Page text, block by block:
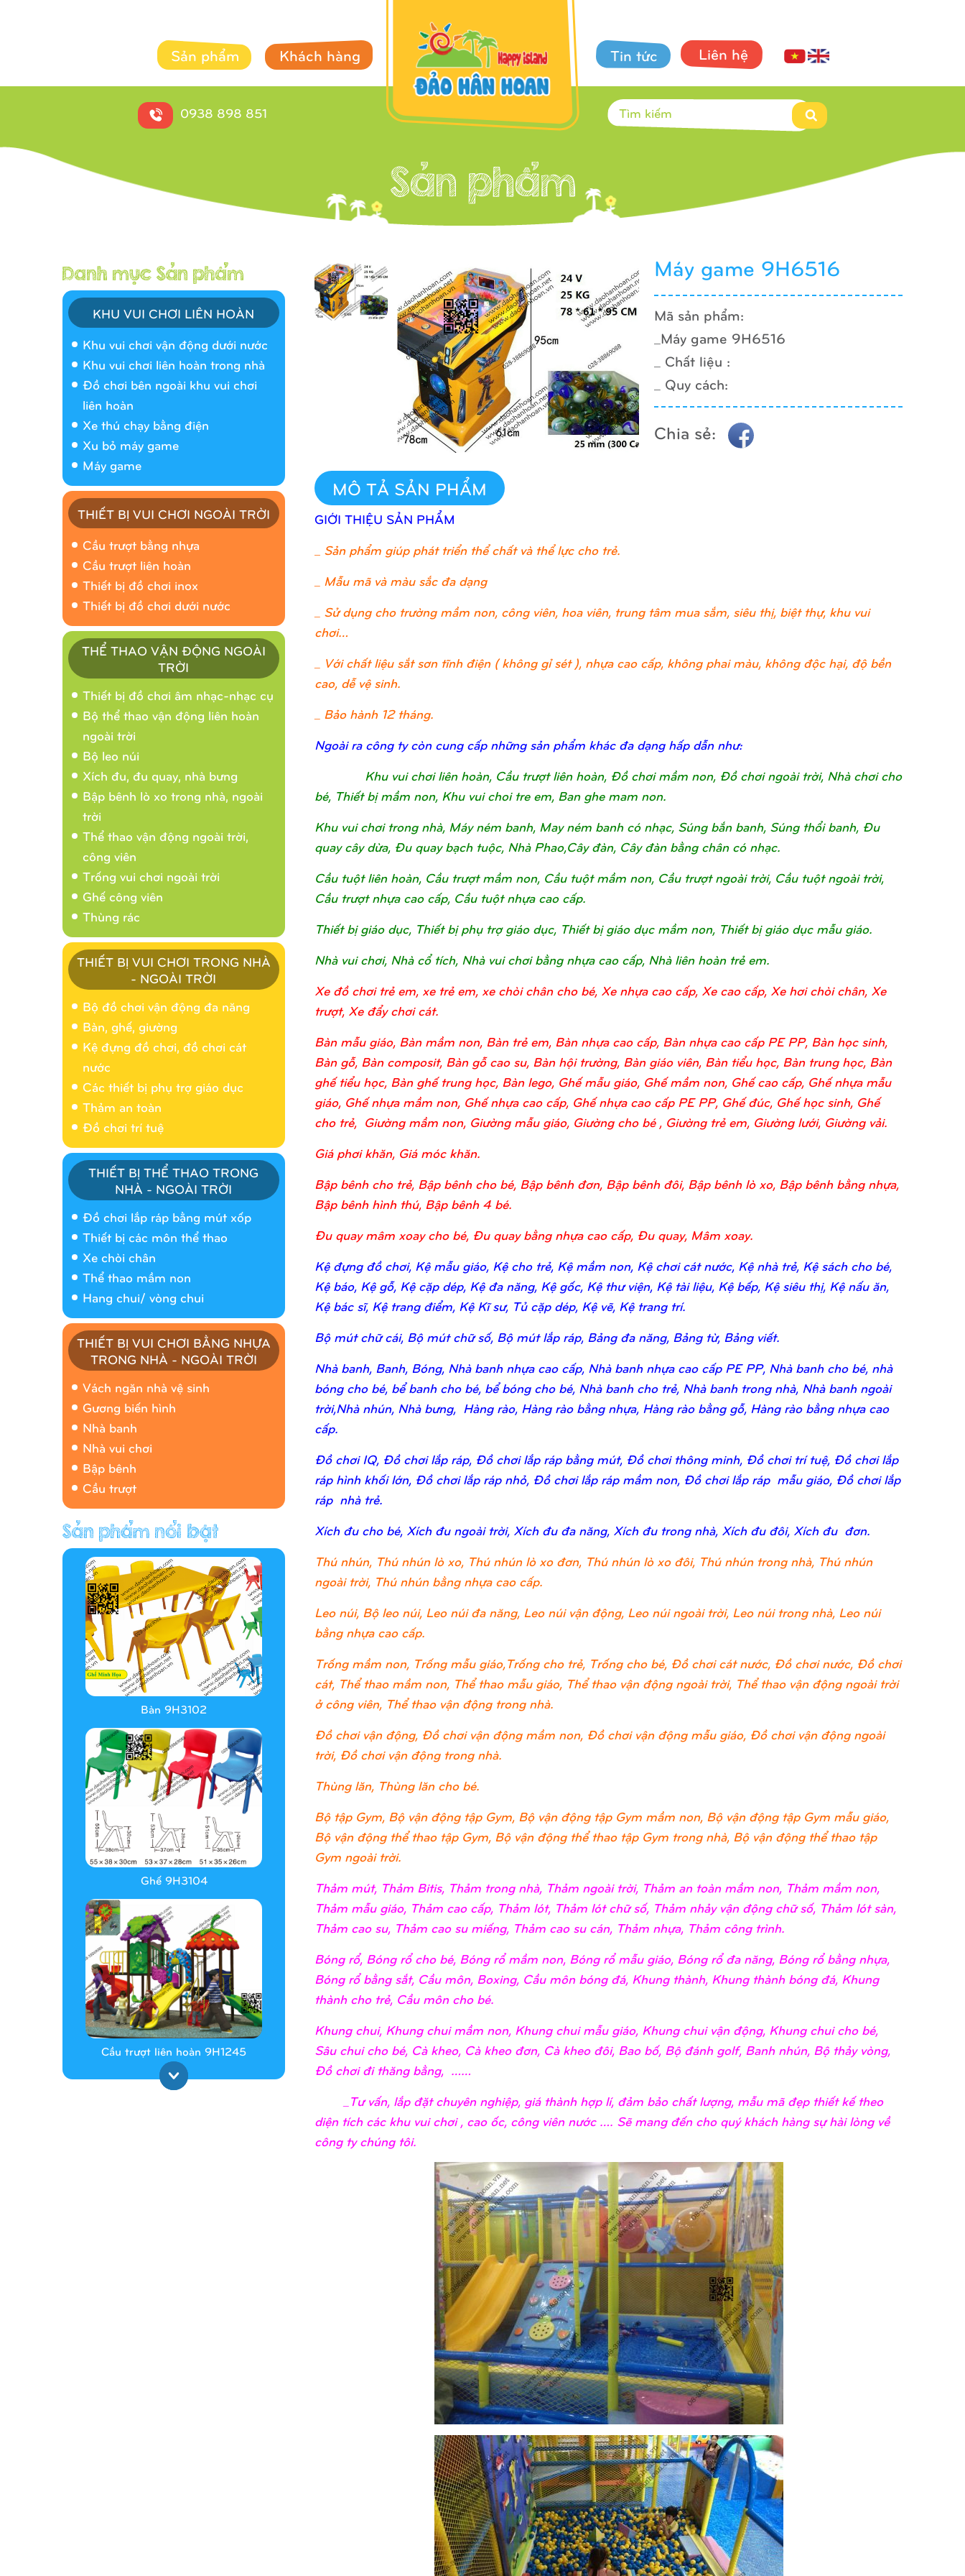
Sản phẩm Khách hàng Tin tức Liên hệ
0938 898 851
KHU VUI CHƠI LIÊN HOÀN
Khu vui chơi vận động dưới nước
Khu vui chơi liên hoàn trong nhà
Đồ chơi bên ngoài khu vui chơi
liên hoàn
Xe thú chạy bằng điện
Xu bỏ máy game
Máy game
THIẾT BỊ VUI CHƠI NGOÀI TRỜI
Cầu trượt bằng nhựa
Cầu trượt liên hoàn
Thiết bị đồ chơi inox
Thiết bị đồ chơi dưới nước
THỂ THAO VẬN ĐỘNG NGOÀI
TRỜI
Thiết bị đồ chơi âm nhạc-nhạc cụ
Bộ thể thao vận động liên hoàn
ngoài trời
Bộ leo núi
Xích đu, đu quay, nhà bưng
Bập bênh lò xo trong nhà, ngoài
trời
Thể thao vận động ngoài trời,
công viên
Trống vui chơi ngoài trời
Ghế công viên
Thùng rác
THIẾT BỊ VUI CHƠI TRONG NHÀ
- NGOÀI TRỜI
Bộ đồ chơi vận động đa năng
Bàn, ghế, giường
Kệ đựng đồ chơi, đồ chơi cát
nước
Các thiết bị phụ trợ giáo dục
Thảm an toàn
Đồ chơi trí tuệ
THIẾT BỊ THỂ THAO TRONG
NHÀ - NGOÀI TRỜI
Đồ chơi lắp ráp bằng mút xốp
Thiết bị các môn thể thao
Xe chòi chân
Thể thao mầm non
Hang chui/ vòng chui
THIẾT BỊ VUI CHƠI BẰNG NHỰA
TRONG NHÀ - NGOÀI TRỜI
Vách ngăn nhà vệ sinh
Gương biến hình
Nhà banh
Nhà vui chơi
Bập bênh
Cầu trượt
Nhà banh 9H5404
Nhà banh 9H5408
Hàng rào/nhà banh 9H5412
Bàn 9H3102
Ghế 9H3104
Cầu trượt liên hoàn 9H1245
Máy game 9H6516
Mã sản phẩm:
_Máy game 9H6516
_ Chất liệu :
_ Quy cách:
Chia sẻ:
MÔ TẢ SẢN PHẨM
GIỚI THIỆU SẢN PHẨM
Sản phẩm giúp phát triển thể chất và thể lực cho trẻ.
_ Mẫu mã và màu sắc đa dạng
_ Sử dụng cho trường mầm non, công viên, hoa viên, trung tâm mua sắm, siêu thị, biệt thự, khu vui
chơi…
_ Với chất liệu sắt sơn tĩnh điện ( không gỉ sét ), nhựa cao cấp, không phai màu, không độc hại, độ bền
cao, dễ vệ sinh.
_ Bảo hành 12 tháng.
Ngoài ra công ty còn cung cấp những sản phẩm khác đa dạng hấp dẫn như:
Khu vui chơi liên hoàn, Cầu trượt liên hoàn, Đồ chơi mầm non, Đồ chơi ngoài trời, Nhà chơi cho
bé, Thiết bị mầm non, Khu vui choi tre em, Ban ghe mam non.
Khu vui chơi trong nhà, Máy ném banh, May ném banh có nhạc, Súng bắn banh, Súng thổi banh, Đu
quay cây dừa, Đu quay bạch tuộc, Nhà Phao,Cây đàn, Cây đàn bằng chân có nhạc.
Cầu tuột liên hoàn, Cầu trượt mầm non, Cầu tuột mầm non, Cầu trượt ngoài trời, Cầu tuột ngoài trời,
Cầu trượt nhựa cao cấp, Cầu tuột nhựa cao cấp.
Thiết bị giáo dục, Thiết bị phụ trợ giáo dục, Thiết bị giáo dục mầm non, Thiết bị giáo dục mẫu giáo.
Nhà vui chơi, Nhà cổ tích, Nhà vui chơi bằng nhựa cao cấp, Nhà liên hoàn trẻ em.
Xe đồ chơi trẻ em, xe trẻ em, xe chòi chân cho bé, Xe nhựa cao cấp, Xe cao cấp, Xe hơi chòi chân, Xe
trượt, Xe đẩy chơi cát.
Bàn mẫu giáo, Bàn mầm non, Bàn trẻ em, Bàn nhựa cao cấp, Bàn nhựa cao cấp PE PP, Bàn học sinh,
Bàn gỗ, Bàn composit, Bàn gỗ cao su, Bàn hội trường, Bàn giáo viên, Bàn tiểu học, Bàn trung học, Bàn
ghế tiểu học, Bàn ghế trung học, Bàn lego, Ghế mẫu giáo, Ghế mầm non, Ghế cao cấp, Ghế nhựa mẫu
giáo, Ghế nhựa mầm non, Ghế nhựa cao cấp, Ghế nhựa cao cấp PE PP, Ghế đúc, Ghế học sinh, Ghế
cho trẻ, Giường mầm non, Giường mẫu giáo, Giường cho bé , Giường trẻ em, Giường lưới, Giường vải.
Giá phơi khăn, Giá móc khăn.
Bập bênh cho trẻ, Bập bênh cho bé, Bập bênh đơn, Bập bênh đôi, Bập bênh lò xo, Bập bênh bằng nhựa,
Bập bênh hình thú, Bập bênh 4 bé.
Đu quay mâm xoay cho bé, Đu quay bằng nhựa cao cấp, Đu quay, Mâm xoay.
Kệ đựng đồ chơi, Kệ mẫu giáo, Kệ cho trẻ, Kệ mầm non, Kệ chơi cát nước, Kệ nhà trẻ, Kệ sách cho bé,
Kệ báo, Kệ gỗ, Kệ cặp dép, Kệ đa năng, Kệ gốc, Kệ thư viện, Kệ tài liệu, Kệ bếp, Kệ siêu thị, Kệ nấu ăn,
Kệ bác sĩ, Kệ trang điểm, Kệ Kĩ sư, Tủ cặp dép, Kệ vẽ, Kệ trang trí.
Bộ mút chữ cái, Bộ mút chữ số, Bộ mút lắp ráp, Bảng đa năng, Bảng từ, Bảng viết.
Nhà banh, Banh, Bóng, Nhà banh nhựa cao cấp, Nhà banh nhựa cao cấp PE PP, Nhà banh cho bé, nhà
bóng cho bé, bể banh cho bé, bể bóng cho bé, Nhà banh cho trẻ, Nhà banh trong nhà, Nhà banh ngoài
trời,Nhà nhún, Nhà bưng, Hàng rào, Hàng rào bằng nhựa, Hàng rào bằng gỗ, Hàng rào bằng nhựa cao
cấp.
Đồ chơi IQ, Đồ chơi lắp ráp, Đồ chơi lắp ráp bằng mút, Đồ chơi thông minh, Đồ chơi trí tuệ, Đồ chơi lắp
ráp hình khối lớn, Đồ chơi lắp ráp nhỏ, Đồ chơi lắp ráp mầm non, Đồ chơi lắp ráp mẫu giáo, Đồ chơi lắp
ráp nhà trẻ.
Xích đu cho bé, Xích đu ngoài trời, Xích đu đa năng, Xích đu trong nhà, Xích đu đôi, Xích đu đơn.
Thú nhún, Thú nhún lò xo, Thú nhún lò xo đơn, Thú nhún lò xo đôi, Thú nhún trong nhà, Thú nhún
ngoài trời, Thú nhún bằng nhựa cao cấp.
Leo núi, Bộ leo núi, Leo núi đa năng, Leo núi vận động, Leo núi ngoài trời, Leo núi trong nhà, Leo núi
bằng nhựa cao cấp.
Trống mầm non, Trống mẫu giáo,Trống cho trẻ, Trống cho bé, Đồ chơi cát nước, Đồ chơi nước, Đồ chơi
cát, Thể thao mầm non, Thể thao mẫu giáo, Thể thao vận động ngoài trời, Thể thao vận động ngoài trời
ở công viên, Thể thao vận động trong nhà.
Đồ chơi vận động, Đồ chơi vận động mầm non, Đồ chơi vận động mẫu giáo, Đồ chơi vận động ngoài
trời, Đồ chơi vận động trong nhà.
Thùng lăn, Thùng lăn cho bé.
Bộ tập Gym, Bộ vận động tập Gym, Bộ vận động tập Gym mầm non, Bộ vận động tập Gym mẫu giáo,
Bộ vận động thể thao tập Gym, Bộ vận động thể thao tập Gym trong nhà, Bộ vận động thể thao tập
Gym ngoài trời.
Thảm mút, Thảm Bitis, Thảm trong nhà, Thảm ngoài trời, Thảm an toàn mầm non, Thảm mầm non,
Thảm mẫu giáo, Thảm cao cấp, Thảm lót, Thảm lót chữ số, Thảm nhảy vận động chữ số, Thảm lót sàn,
Thảm cao su, Thảm cao su miếng, Thảm cao su cán, Thảm nhựa, Thảm công trình.
Bóng rổ, Bóng rổ cho bé, Bóng rổ mầm non, Bóng rổ mẫu giáo, Bóng rổ đa năng, Bóng rổ bằng nhựa,
Bóng rổ bằng sắt, Cầu môn, Boxing, Cầu môn bóng đá, Khung thành, Khung thành bóng đá, Khung
thành cho trẻ, Cầu môn cho bé.
Khung chui, Khung chui mầm non, Khung chui mẫu giáo, Khung chui vận động, Khung chui cho bé,
Sâu chui cho bé, Cà kheo, Cà kheo đơn, Cà kheo đôi, Bao bố, Bộ đánh golf, Banh nhún, Bộ thảy vòng,
Đồ chơi đi thăng bằng, ……
_Tư vấn, lắp đặt chuyên nghiệp, giá thành hợp lí, đảm bảo chất lượng, mẫu mã đẹp thiết kế theo
diện tích các khu vui chơi , cao ốc, công viên nước …. Sẽ mang đến cho quý khách hàng sự hài lòng về
công ty chúng tôi.